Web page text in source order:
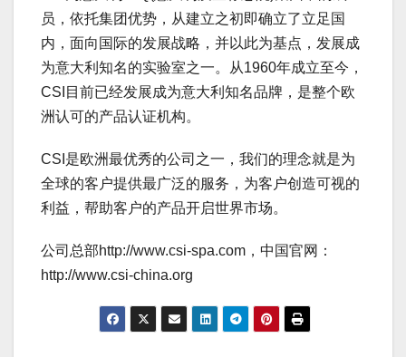
员，依托集团优势，从建立之初即确立了立足国
内，面向国际的发展战略，并以此为基点，发展成
为意大利知名的实验室之一。从1960年成立至今，
CSI目前已经发展成为意大利知名品牌，是整个欧
洲认可的产品认证机构。
CSI是欧洲最优秀的公司之一，我们的理念就是为
全球的客户提供最广泛的服务，为客户创造可视的
利益，帮助客户的产品开启世界市场。
公司总部http://www.csi-spa.com，中国官网：
http://www.csi-china.org